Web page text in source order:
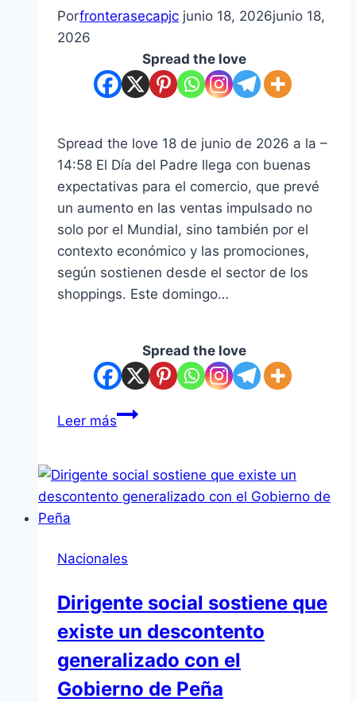
Porfronterasecapjc junio 18, 2026junio 18,
2026
Spread the love
Spread the love 18 de junio de 2026 a la –
14:58 El Día del Padre llega con buenas
expectativas para el comercio, que prevé
un aumento en las ventas impulsado no
solo por el Mundial, sino también por el
contexto económico y las promociones,
según sostienen desde el sector de los
shoppings. Este domingo…
Spread the love
Leer másComercio
por
el
Padre
Negocios
Nacionales
Dirigente social sostiene que
existe un descontento
generalizado con el
Gobierno de Peña